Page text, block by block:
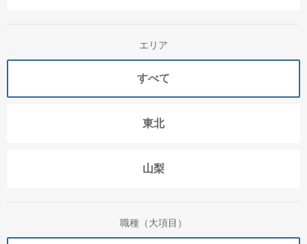
エリア
すべて
東北
山梨
職種（大項目）